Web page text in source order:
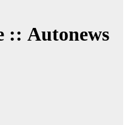
:: Autonews